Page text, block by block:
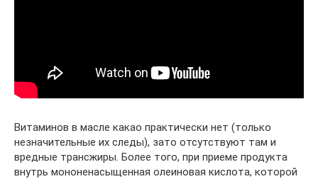
Витаминов в масле какао практически нет (только
незначительные их следы), зато отсутствуют там и
вредные трансжиры. Более того, при приеме продукта
внутрь мононенасыщенная олеиновая кислота, которой